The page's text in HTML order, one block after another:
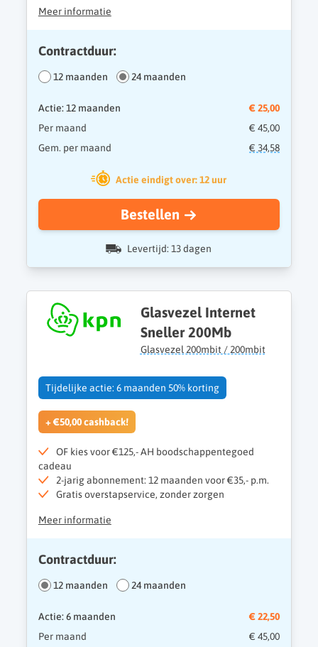
Meer informatie
Contractduur:
12 maanden 24 maanden
Actie: 12 maanden
€ 25,00
Per maand
€ 45,00
Gem. per maand
€ 34,58
Actie eindigt over: 12 uur
Bestellen
Levertijd: 13 dagen
Glasvezel Internet
Sneller 200Mb
Glasvezel 200mbit / 200mbit
Tijdelijke actie: 6 maanden 50% korting
+ €50,00 cashback!
OF kies voor €125,- AH boodschappentegoed
cadeau
2-jarig abonnement: 12 maanden voor €35,- p.m.
Gratis overstapservice, zonder zorgen
Meer informatie
Contractduur:
12 maanden 24 maanden
Actie: 6 maanden
€ 22,50
Per maand
€ 45,00